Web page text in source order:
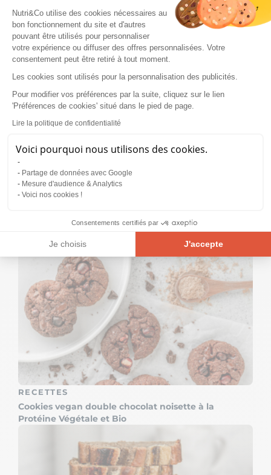
Nutri&Co utilise des cookies nécessaires au
bon fonctionnement du site et d'autres
pouvant être utilisés pour personnaliser
votre expérience ou diffuser des offres personnalisées. Votre
consentement peut être retiré à tout moment.
Les cookies sont utilisés pour la personnalisation des publicités.
Pour modifier vos préférences par la suite, cliquez sur le lien
'Préférences de cookies' situé dans le pied de page.
Lire la politique de confidentialité
Voici pourquoi nous utilisons des cookies.
Partage de données avec Google
Mesure d'audience & Analytics
Voici nos cookies !
Consentements certifiés par
Je choisis J'accepte
Axeptio consent
Plateforme de Gestion du Consentement : Personnalisez vos
Notre plateforme vous permet d'adapter et de gérer vos
Related posts
Brownies vegan beurre de cacahuètes noix de
pécan à la Protéine Végétale et Bio
RECETTES
Cookies vegan double chocolat noisette à la
Protéine Végétale et Bio